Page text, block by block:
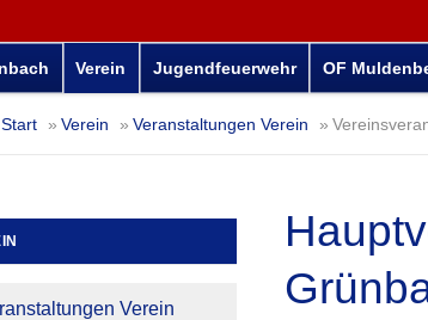
Verein Jugendfeuerwehr OF
Start Verein Veranstaltungen Verein
Verein